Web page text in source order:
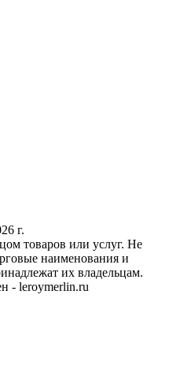
г.
товаров или услуг. Не
наименования и
их владельцам.
- leroymerlin.ru